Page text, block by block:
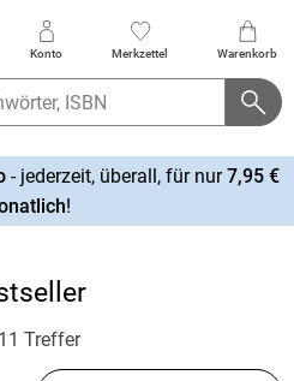
Konto Merkzettel Warenkorb
- jederzeit, überall, für nur7,95 €
!
Treffer